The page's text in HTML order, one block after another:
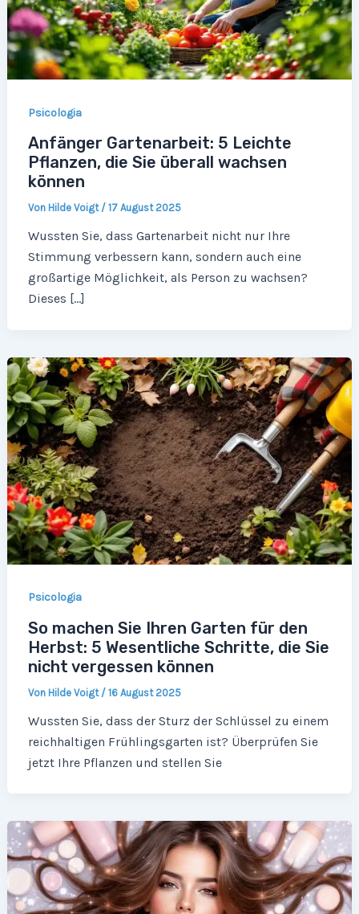
Psicologia
Anfänger Gartenarbeit: 5 Leichte
Pflanzen, die Sie überall wachsen
können
Von Hilde Voigt / 17 August 2025
Wussten Sie, dass Gartenarbeit nicht nur Ihre
Stimmung verbessern kann, sondern auch eine
großartige Möglichkeit, als Person zu wachsen?
Dieses […]
Psicologia
So machen Sie Ihren Garten für den
Herbst: 5 Wesentliche Schritte, die Sie
nicht vergessen können
Von Hilde Voigt / 16 August 2025
Wussten Sie, dass der Sturz der Schlüssel zu einem
reichhaltigen Frühlingsgarten ist? Überprüfen Sie
jetzt Ihre Pflanzen und stellen Sie